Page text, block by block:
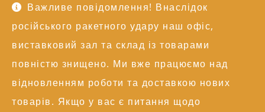
Важливе повідомлення! Внаслідок
російського ракетного удару наш офіс,
виставковий зал та склад із товарами
повністю знищено. Ми вже працюємо над
відновленням роботи та доставкою нових
товарів. Якщо у вас є питання щодо
Доставка та оплата
Техпідтримка
Контакти